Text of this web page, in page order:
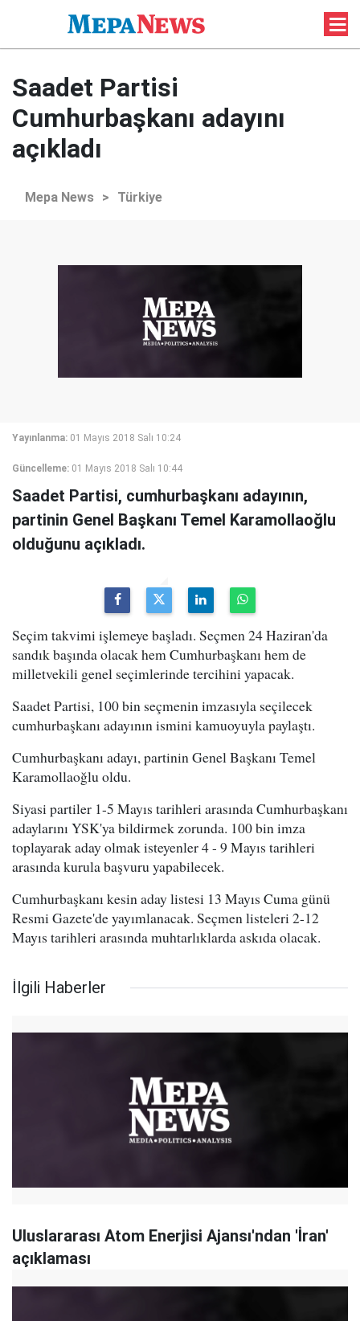
Saadet Partisi
Cumhurbaşkanı adayını
açıkladı
Mepa News > Türkiye
Yayınlanma: 01 Mayıs 2018 Salı 10:24
Güncelleme: 01 Mayıs 2018 Salı 10:44
Saadet Partisi, cumhurbaşkanı adayının,
partinin Genel Başkanı Temel Karamollaoğlu
olduğunu açıkladı.
Seçim takvimi işlemeye başladı. Seçmen 24 Haziran'da
sandık başında olacak hem Cumhurbaşkanı hem de
milletvekili genel seçimlerinde tercihini yapacak.
Saadet Partisi, 100 bin seçmenin imzasıyla seçilecek
cumhurbaşkanı adayının ismini kamuoyuyla paylaştı.
Cumhurbaşkanı adayı, partinin Genel Başkanı Temel
Karamollaoğlu oldu.
Siyasi partiler 1-5 Mayıs tarihleri arasında Cumhurbaşkanı
adaylarını YSK'ya bildirmek zorunda. 100 bin imza
toplayarak aday olmak isteyenler 4 - 9 Mayıs tarihleri
arasında kurula başvuru yapabilecek.
Cumhurbaşkanı kesin aday listesi 13 Mayıs Cuma günü
Resmi Gazete'de yayımlanacak. Seçmen listeleri 2-12
Mayıs tarihleri arasında muhtarlıklarda askıda olacak.
İlgili Haberler
Uluslararası Atom Enerjisi Ajansı'ndan 'İran'
açıklaması